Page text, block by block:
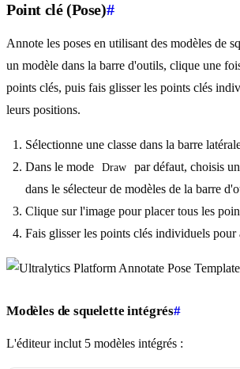
Point clé (Pose)#
Annote les poses en utilisant des modèles de
un modèle dans la barre d'outils, clique une
points clés, puis fais glisser les points clés
leurs positions.
Sélectionne une classe dans la barre
Dans le mode
Draw
par défaut, choisis
dans le sélecteur de modèles de la barre
Clique sur l'image pour placer tous les
Fais glisser les points clés individuels pour
Modèles de squelette intégrés#
L'éditeur inclut 5 modèles intégrés :